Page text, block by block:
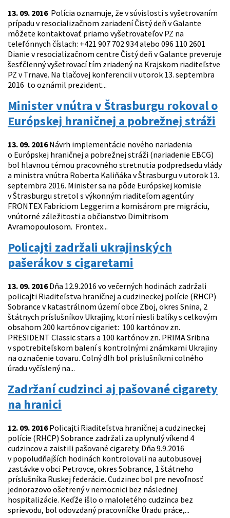
13. 09. 2016Polícia oznamuje, že v súvislosti s vyšetrovaním
prípadu v resocializačnom zariadení Čistý deň v Galante
môžete kontaktovať priamo vyšetrovateľov PZ na
telefónnych číslach: +421 907 702 934 alebo 096 110 2601
Dianie v resocializačnom centre Čistý deň v Galante preveruje
šesťčlenný vyšetrovací tím zriadený na Krajskom riaditeľstve
PZ v Trnave. Na tlačovej konferencii v utorok 13. septembra
2016 to oznámil prezident...
Minister vnútra v Štrasburgu rokoval o
Európskej hraničnej a pobrežnej stráži
13. 09. 2016Návrh implementácie nového nariadenia
o Európskej hraničnej a pobrežnej stráži (nariadenie EBCG)
bol hlavnou témou pracovného stretnutia podpredsedu vlády
a ministra vnútra Roberta Kaliňáka v Štrasburgu v utorok 13.
septembra 2016. Minister sa na pôde Európskej komisie
v Štrasburgu stretol s výkonným riaditeľom agentúry
FRONTEX Fabriciom Leggerim a komisárom pre migráciu,
vnútorné záležitosti a občianstvo Dimitrisom
Avramopoulosom. Frontex...
Policajti zadržali ukrajinských
pašerákov s cigaretami
13. 09. 2016Dňa 12.9.2016 vo večerných hodinách zadržali
policajti Riaditeľstva hraničnej a cudzineckej polície (RHCP)
Sobrance v katastrálnom území obce Zboj, okres Snina, 2
štátnych príslušníkov Ukrajiny, ktorí niesli balíky s celkovým
obsahom 200 kartónov cigariet: 100 kartónov zn.
PRESIDENT Classic stars a 100 kartónov zn. PRIMA Sribna
v spotrebiteľskom balení s kontrolnými známkami Ukrajiny
na označenie tovaru. Colný dlh bol príslušníkmi colného
úradu vyčíslený na...
Zadržaní cudzinci aj pašované cigarety
na hranici
12. 09. 2016Policajti Riaditeľstva hraničnej a cudzineckej
polície (RHCP) Sobrance zadržali za uplynulý víkend 4
cudzincov a zaistili pašované cigarety. Dňa 9.9.2016
v popoludňajších hodinách kontrolovali na autobusovej
zastávke v obci Petrovce, okres Sobrance, 1 štátneho
príslušníka Ruskej federácie. Cudzinec bol pre nevoľnosť
jednorazovo ošetrený v nemocnici bez následnej
hospitalizácie. Keďže išlo o maloletého cudzinca bez
sprievodu, bol odovzdaný pracovníčke Úradu práce,...